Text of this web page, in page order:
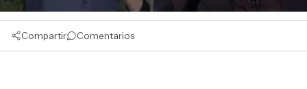
Compartir Comentarios